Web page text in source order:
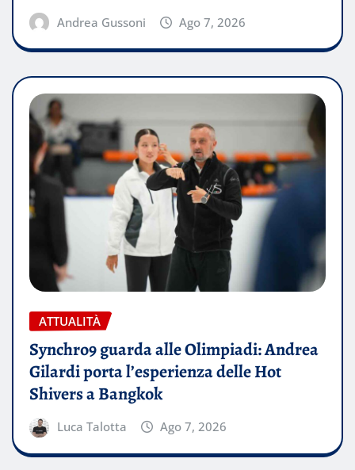
Andrea Gussoni Ago 7, 2026
ATTUALITÀ
Synchro9 guarda alle Olimpiadi: Andrea
Gilardi porta l’esperienza delle Hot
Shivers a Bangkok
Luca Talotta Ago 7, 2026